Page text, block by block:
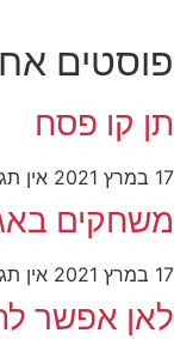
פוסטים
תן קו פסח
17 במרץ 2021 אין
משחקים
17 במרץ 2021 אין
לאן אפשר